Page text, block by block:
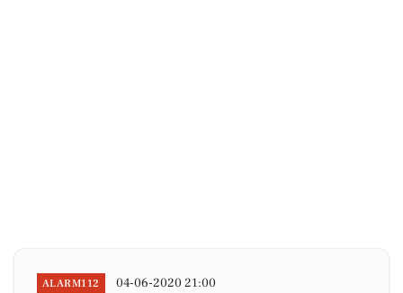
ALARM112 04-06-2020 21:00